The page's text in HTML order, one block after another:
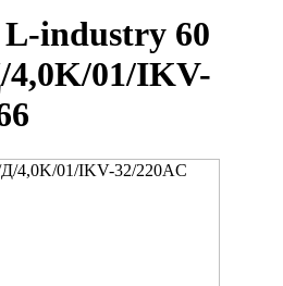
industry 60
01/IKV-